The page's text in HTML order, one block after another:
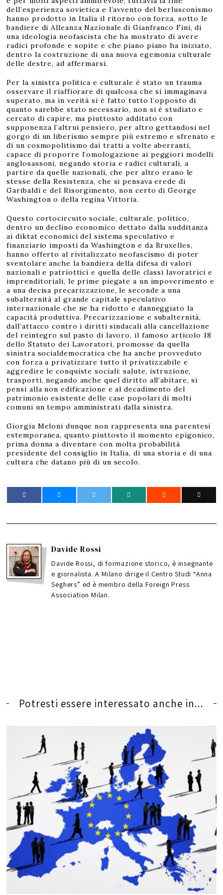
dell’esperienza sovietica e l’avvento del berlusconismo
hanno prodotto in Italia il ritorno con forza, sotto le
bandiere di Alleanza Nazionale di Gianfranco Fini, di
una ideologia neofascista che ha mostrato di avere
radici profonde e sopite e che piano piano ha iniziato,
dentro la costruzione di una nuova egemonia culturale
delle destre, ad affermarsi.
Per la sinistra politica e culturale è stato un trauma
osservare il riaffiorare di qualcosa che si immaginava
superato, ma in verità si è fatto tutto l’opposto di
quanto sarebbe stato necessario, non si è studiato e
cercato di capire, ma piuttosto additato con
supponenza l’altrui pensiero, per altro gettandosi nel
gorgo di un liberismo sempre più estremo e sfrenato e
di un cosmopolitismo dai tratti a volte aberranti,
capace di proporre l’omologazione ai peggiori modelli
anglosassoni, negando storia e radici culturali, a
partire da quelle nazionali, che per altro erano le
stesse della Resistenza, che si pensava erede di
Garibaldi e del Risorgimento, non certo di George
Washington o della regina Vittoria.
Questo cortocircuito sociale, culturale, politico,
dentro un declino economico dettato dalla sudditanza
ai diktat economici del sistema speculativo e
finanziario imposti da Washington e da Bruxelles,
hanno offerto al rivitalizzato neofascismo di poter
sventolare anche la bandiera della difesa di valori
nazionali e patriottici e quella delle classi lavoratrici e
imprenditoriali, le prime piegate a un impoverimento e
a una decisa precarizzazione, le seconde a una
subalternità al grande capitale speculativo
internazionale che ne ha ridotto e danneggiato la
capacità produttiva. Precarizzazione e subalternità,
dall’attacco contro i diritti sindacali alla cancellazione
del reintegro sul pasto di lavoro, il famoso articolo 18
dello Statuto dei Lavoratori, promosse da quella
sinistra socialdemocratica che ha anche provveduto
con forza a privatizzare tutto il privatizzabile e
aggredire le conquiste sociali: salute, istruzione,
trasporti, negando anche quel diritto all’abitare, si
pensi alla non edificazione e al decadimento del
patrimonio esistente delle case popolari di molti
comuni un tempo amministrati dalla sinistra.
Giorgia Meloni dunque non rappresenta una parentesi
estemporanea, quanto piuttosto il momento epigonico,
prima donna a diventare con molta probabilità
presidente del consiglio in Italia, di una storia e di una
cultura che datano più di un secolo.
Davide Rossi
Davide Rossi, di formazione storico, è insegnante
e giornalista. A Milano dirige il Centro Studi “Anna
Seghers” ed è membro della Foreign Press
Association Milan.
Potresti essere interessato anche in...